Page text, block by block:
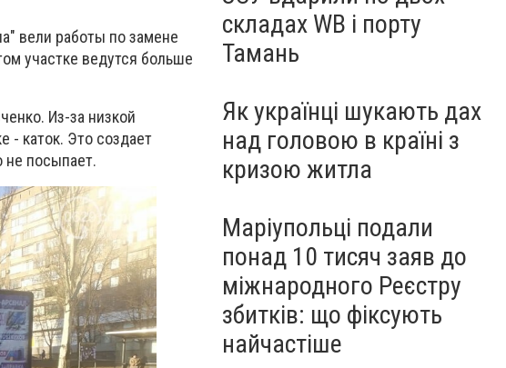
вели работы по замене
участке ведутся больше
Из-за низкой
- каток. Это создает
не посыпает.
складах WB і порту
Тамань
Як українці шукають дах
над головою в країні з
кризою житла
Маріупольці подали
понад 10 тисяч заяв до
міжнародного Реєстру
збитків: що фіксують
найчастіше